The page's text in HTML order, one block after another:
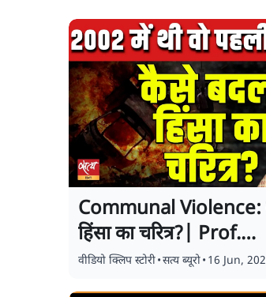
Communal
हिंसा का चरित्र?| Prof.
Apoorvanand | Baat
सत्य हिंदी
वीडियो क्लिप स्टोरी•सत्य ब्यूरो• 16 Jun,